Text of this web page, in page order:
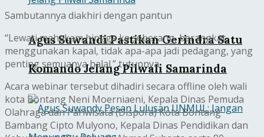
Agus Suwandi Pastikan Gerindra Satu
Komando Jelang Pilwali Samarinda
Sambutannya diakhiri dengan pantun
“Lewati mahakam hingga ke seberang, berangkat
menggunakan kapal, tidak apa-apa jadi pedagang, yang
penting semuanya halal.” tutupnya
Acara webinar tersebut dihadiri secara offline oleh wali
kota Bontang Neni Moerniaeni, Kepala Dinas Pemuda
Olahraga dan Pariwisata (Dispora) Kota Bontang
Bambang Cipto Mulyono, Kepala Dinas Pendidikan dan